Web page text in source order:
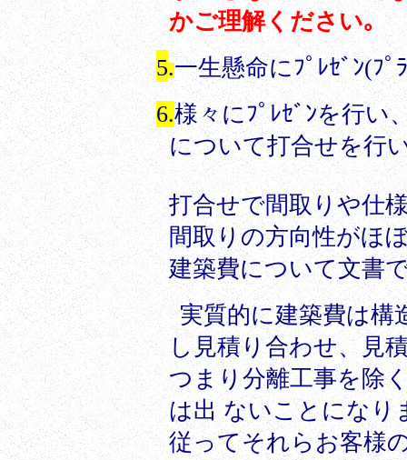
かご理解ください｡
5.一生懸命にﾌﾟﾚｾﾞﾝ(ﾌ
6.様々にﾌﾟﾚｾﾞﾝを行い
について打合せを行
打合せで間取りや仕
間取りの方向性がほ
建築費について文書
実質的に建築費は構
し見積り合わせ、見
つまり分離工事を除
は出 ないことになり
従ってそれらお客様